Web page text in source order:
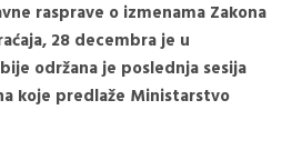
rasprave o izmenama Zakona
28 decembra je u
održana je poslednja sesija
koje predlaže Ministarstvo